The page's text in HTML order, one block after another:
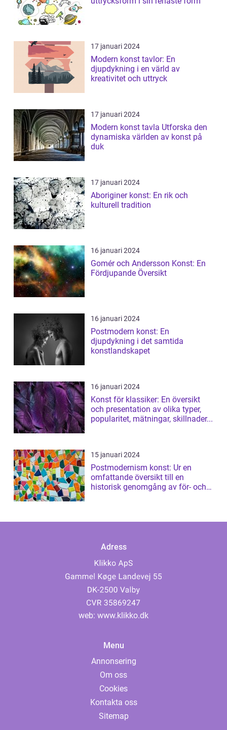
17 januari 2024
Modern konst tavlor: En
djupdykning i en värld av
kreativitet och uttryck
17 januari 2024
Modern konst tavla Utforska den
dynamiska världen av konst på
duk
17 januari 2024
Aboriginer konst: En rik och
kulturell tradition
16 januari 2024
Gomér och Andersson Konst: En
Fördjupande Översikt
16 januari 2024
Postmodern konst: En
djupdykning i det samtida
konstlandskapet
16 januari 2024
Konst för klassiker: En översikt
och presentation av olika typer,
popularitet, mätningar, skillnader...
15 januari 2024
Postmodernism konst: Ur en
omfattande översikt till en
historisk genomgång av för- och
Adress
web: www.klikko.dk
Menu
Annonsering
Om oss
Cookies
Kontakta oss
Sitemap